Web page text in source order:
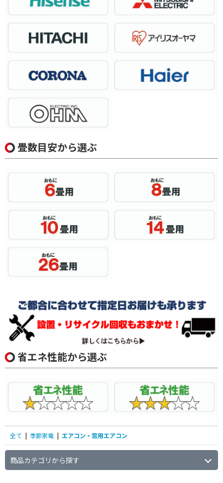
畳数目安から選ぶ
省エネ性能から選ぶ
全て | 季節家電 | エアコン・窓用エアコン
商品カテゴリから探す